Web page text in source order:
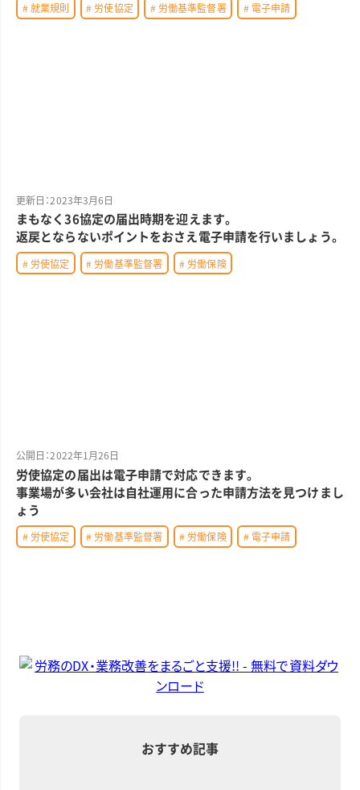
# 就業規則 # 労使協定 # 労働基準監督署 # 電子申請
更新日：2023年3月6日
まもなく36協定の届出時期を迎えます。
返戻とならないポイントをおさえ電子申請を行いましょう。
# 労使協定 # 労働基準監督署 # 労働保険
公開日：2022年1月26日
労使協定の届出は電子申請で対応できます。
事業場が多い会社は自社運用に合った申請方法を見つけまし
ょう
# 労使協定 # 労働基準監督署 # 労働保険 # 電子申請
おすすめ記事